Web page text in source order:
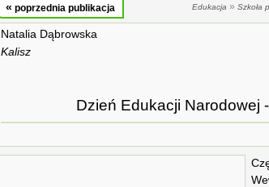
« poprzednia publikacja Edukacja » Szkoła
Natalia Dąbrowska
Kalisz
Dzień Edukacji Narodowej